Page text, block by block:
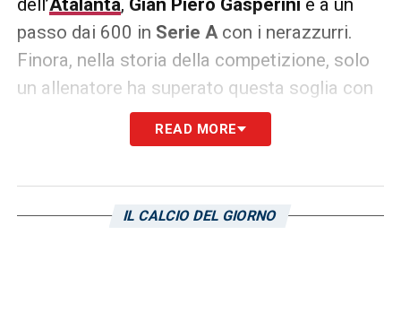
dell’Atalanta, Gian Piero Gasperini è a un
passo dai 600 in Serie Acon i nerazzurri.
Finora, nella storia della competizione, solo
un allenatore ha superato questa soglia con
un’unica squadra:Massimiliano Allegri
Juventusha raggiunto quota 663
LA PLAYLIST DELLE NOSTRE TOP NEWS
READ MORE
IL CALCIO DEL GIORNO